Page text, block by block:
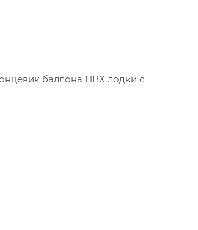
баллона ПВХ лодки с